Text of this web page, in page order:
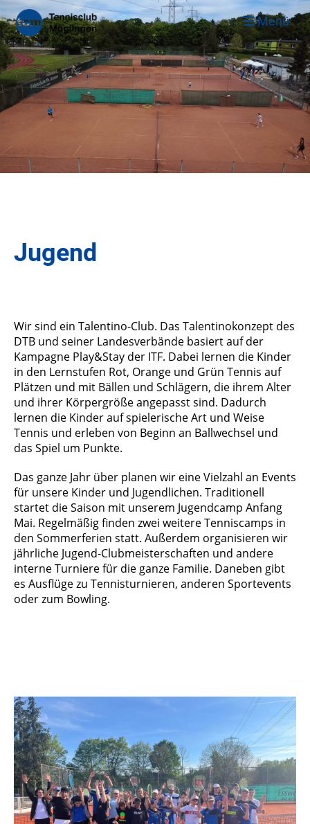
Menü
Jugend
Wir sind ein Talentino-Club. Das Talentinokonzept des
DTB und seiner Landesverbände basiert auf der
Kampagne Play&Stay der ITF. Dabei lernen die Kinder
in den Lernstufen Rot, Orange und Grün Tennis auf
Plätzen und mit Bällen und Schlägern, die ihrem Alter
und ihrer Körpergröße angepasst sind. Dadurch
lernen die Kinder auf spielerische Art und Weise
Tennis und erleben von Beginn an Ballwechsel und
das Spiel um Punkte.
Das ganze Jahr über planen wir eine Vielzahl an Events
für unsere Kinder und Jugendlichen. Traditionell
startet die Saison mit unserem Jugendcamp Anfang
Mai. Regelmäßig finden zwei weitere Tenniscamps in
den Sommerferien statt. Außerdem organisieren wir
jährliche Jugend-Clubmeisterschaften und andere
interne Turniere für die ganze Familie. Daneben gibt
es Ausflüge zu Tennisturnieren, anderen Sportevents
oder zum Bowling.